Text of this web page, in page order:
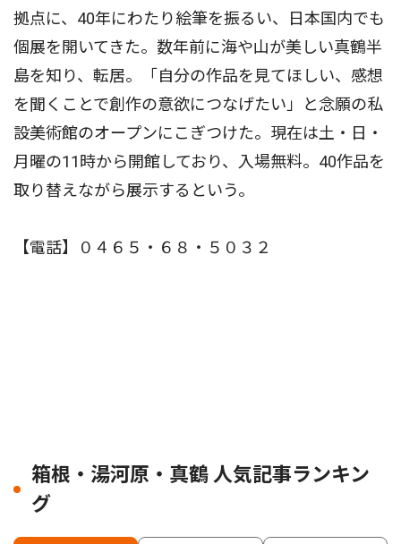
拠点に、40年にわたり絵筆を振るい、日本国内でも
個展を開いてきた。数年前に海や山が美しい真鶴半
島を知り、転居。「自分の作品を見てほしい、感想
を聞くことで創作の意欲につなげたい」と念願の私
設美術館のオープンにこぎつけた。現在は土・日・
月曜の11時から開館しており、入場無料。40作品を
取り替えながら展示するという。
【電話】０４６５・６８・５０３２
箱根・湯河原・真鶴 人気記事ランキン
グ